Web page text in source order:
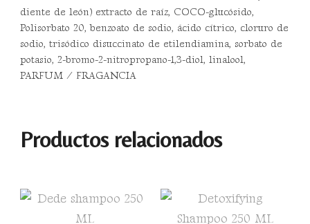
diente de león) extracto de raíz, COCO-glucósido,
Polisorbato 20, benzoato de sodio, ácido cítrico, cloruro de
sodio, trisódico disuccinato de etilendiamina, sorbato de
potasio, 2-bromo-2-nitropropano-1,3-diol, linalool,
PARFUM / FRAGANCIA
Productos relacionados